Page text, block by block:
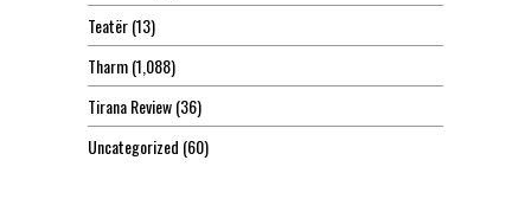
Teatër(13)
Tharm(1,088)
Tirana Review(36)
Uncategorized (60)